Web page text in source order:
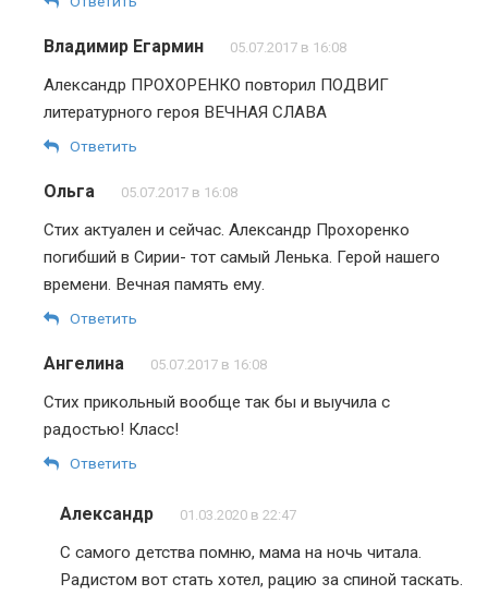
Владимир Егармин 05.07.2017 в 16:08
Александр ПРОХОРЕНКО повторил ПОДВИГ
литературного героя ВЕЧНАЯ СЛАВА
Ответить
Ольга 05.07.2017 в 16:08
Стих актуален и сейчас. Александр Прохоренко
погибший в Сирии- тот самый Ленька. Герой нашего
времени. Вечная память ему.
Ответить
Ангелина 05.07.2017 в 16:08
Стих прикольный вообще так бы и выучила с
радостью! Класс!
Ответить
Александр 01.03.2020 в 22:47
С самого детства помню, мама на ночь читала.
Радистом вот стать хотел, рацию за спиной таскать.